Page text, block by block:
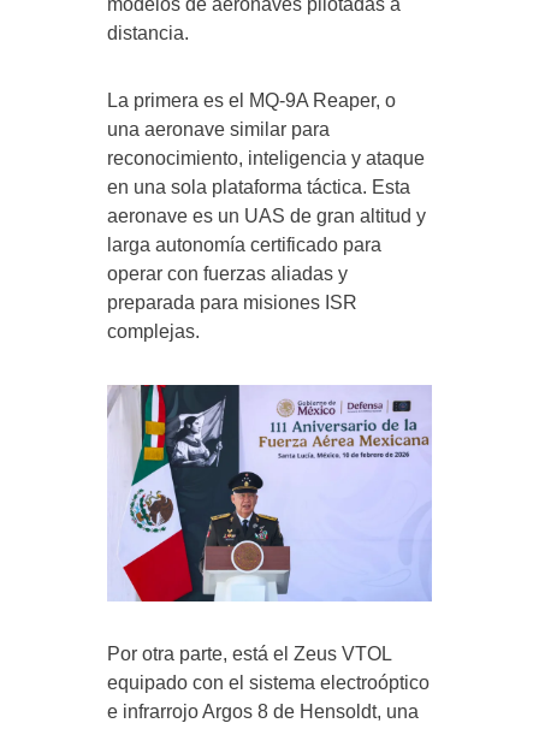
modelos de aeronaves pilotadas a
distancia.
La primera es el MQ-9A Reaper, o
una aeronave similar para
reconocimiento, inteligencia y ataque
en una sola plataforma táctica. Esta
aeronave es un UAS de gran altitud y
larga autonomía certificado para
operar con fuerzas aliadas y
preparada para misiones ISR
complejas.
Por otra parte, está el Zeus VTOL
equipado con el sistema electroóptico
e infrarrojo Argos 8 de Hensoldt, una